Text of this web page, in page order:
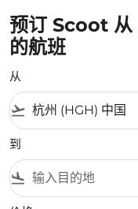
预订 Scoot 从
的航班
从
flight_takeoff
到
flight_land